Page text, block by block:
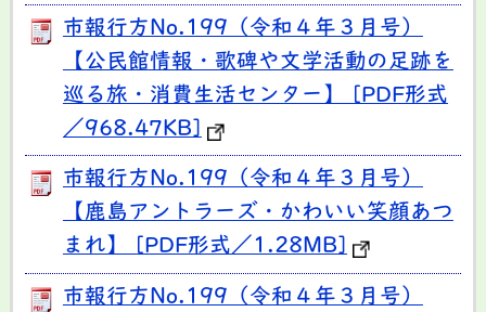
市報行方No.199（令和４年３月号）
【公民館情報・歌碑や文学活動の足跡を
巡る旅・消費生活センター】 [PDF形式
／968.47KB]
市報行方No.199（令和４年３月号）
【鹿島アントラーズ・かわいい笑顔あつ
まれ】 [PDF形式／1.28MB]
市報行方No.199（令和４年３月号）